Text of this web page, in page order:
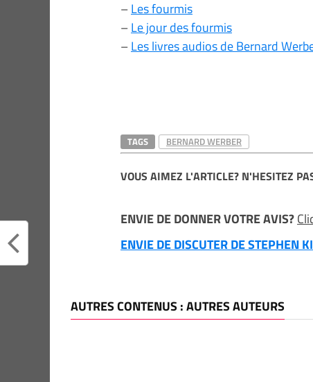
–Les fourmis
–Le jour des fourmis
–Les livres audios de Bernard
TAGS BERNARD WERBER
VOUS AIMEZ L'ARTICLE? N'HESITEZ
ENVIE DE DONNER VOTRE AVIS?
ENVIE DE DISCUTER DE
AUTRES CONTENUS : AUTRES AUTEURS